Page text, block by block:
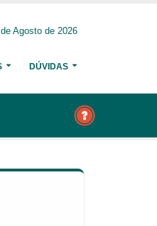
Agosto de 2026
DÚVIDAS